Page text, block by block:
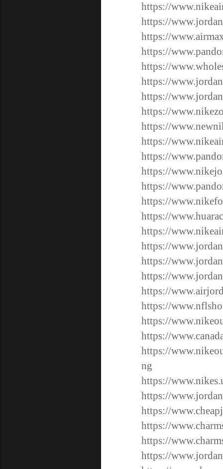
https://
https://
https://
https://
https://
https://
https://
https://
https://
https://
https://
https://
https://
https://
https://
https://
https://
https://
https://
https://
https://
https://
https://
https://
ng
https://
https://
https://
https://
https://
https://